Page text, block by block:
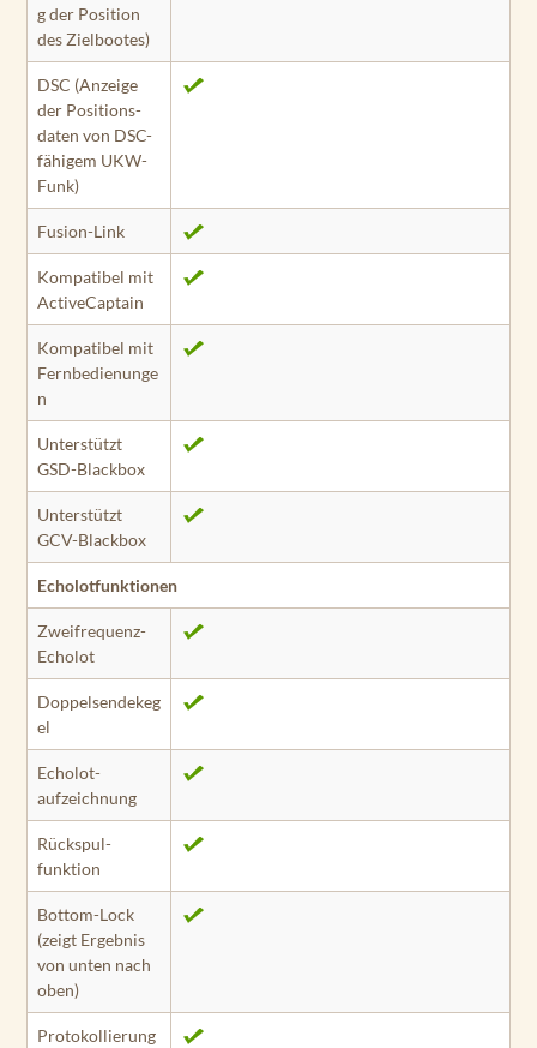
g der Position
des Ziel­bootes)
DSC (Anzeige
der Positions­
daten von DSC-
fähigem UKW-
Funk)
Fusion-Link
Kompatibel mit
ActiveCaptain
Kompatibel mit
Fernbedienunge
n
Unterstützt
GSD-Blackbox
Unterstützt
GCV-Blackbox
Echolotfunktionen
Zweifrequenz-
Echolot
Doppelsendekeg
el
Echolot­
aufzeichnung
Rückspul­
funktion
Bottom-Lock
(zeigt Ergebnis
von unten nach
oben)
Protokollierung